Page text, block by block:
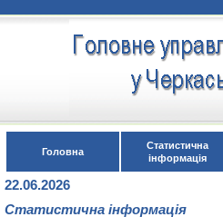
Головна
Статистична
інформація
22.06.2026
Статистична інформація